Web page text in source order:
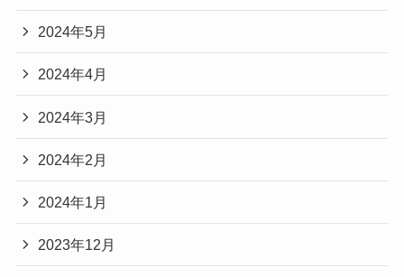
2024年5月
2024年4月
2024年3月
2024年2月
2024年1月
2023年12月